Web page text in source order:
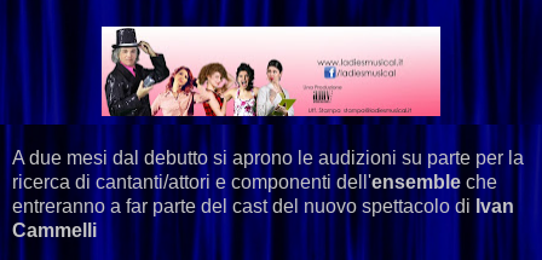
A due mesi dal debutto si aprono le audizioni su parte per la
ricerca di cantanti/attori e componenti dell'ensemble che
entreranno a far parte del cast del nuovo spettacolo di Ivan
Cammelli